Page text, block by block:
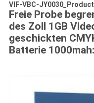
VIF-VBC-
Freie Probe
des Zoll 1GB
geschickten
Batterie 1000mah: